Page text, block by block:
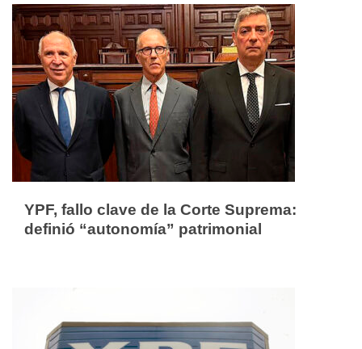
YPF, fallo clave de la Corte Suprema:
definió “autonomía” patrimonial